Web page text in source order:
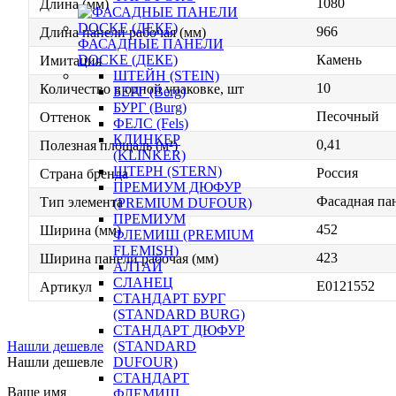
ФАСАДНЫЕ ПАНЕЛИ
DOCKE (ДЕКЕ)
ШТЕЙН (STEIN)
БЕРГ (Berg)
БУРГ (Burg)
ФЕЛС (Fels)
КЛИНКЕР
(KLINKER)
ШТЕРН (STERN)
ПРЕМИУМ ДЮФУР
(PREMIUM DUFOUR)
ПРЕМИУМ
ФЛЕМИШ (PREMIUM
FLEMISH)
АЛТАЙ
СЛАНЕЦ
СТАНДАРТ БУРГ
(STANDARD BURG)
СТАНДАРТ ДЮФУР
(STANDARD
DUFOUR)
СТАНДАРТ
Длина (мм)
Длина панели рабочая (мм)
966
Имитация
Камень
Количество в одной упаковке, шт
10
Оттенок
Песочный
Полезная площадь (м²)
0,41
Страна бренда
Россия
Тип элемента
Фасадная
Ширина (мм)
452
Ширина панели рабочая (мм)
423
Артикул
E0121552
Нашли дешевле
Нашли дешевле
Ваше имя